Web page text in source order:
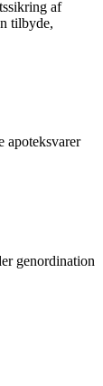
af
tilbyde,
apoteksvarer
genordination